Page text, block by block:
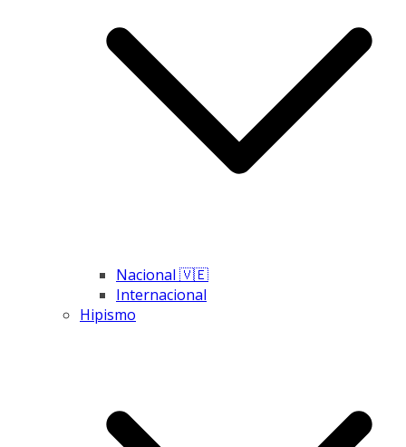
Nacional 🇻🇪
Internacional
Hipismo